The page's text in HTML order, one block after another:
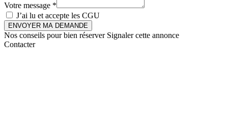
Votre message *
J’ai lu et accepte les CGU
ENVOYER MA DEMANDE
Nos conseils pour bien réserver Signaler cette annonce
Contacter